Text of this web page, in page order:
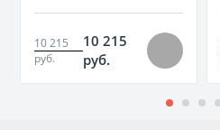
10 215
руб.
10 215
руб.